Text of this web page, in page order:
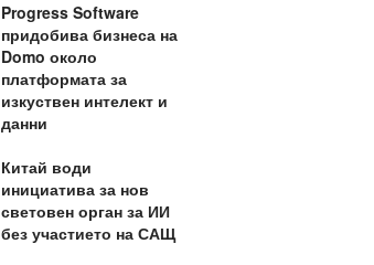
Progress Software
придобива бизнеса на
Domo около
платформата за
изкуствен интелект и
данни
Китай води
инициатива за нов
световен орган за ИИ
без участието на САЩ